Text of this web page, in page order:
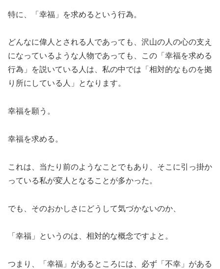
特に、「幸福」を求めるという行為。
どんなに偉人とされる人であっても、沢山の人の心の支え
になっているような人物であっても、この「幸福を求める
行為」を説いている人は、私の中では「相対的なものを拠
り所にしている人」となります。
幸福を願う。
幸福を求める。
これは、当たり前のようなことでもあり、そこに引っ掛か
っている私が変人となることが多かった。
でも、そのおかしさにどうして気づかないのか、
「幸福」というのは、相対的な概念ですよと。
つまり、「幸福」があるところには、必ず「不幸」がある